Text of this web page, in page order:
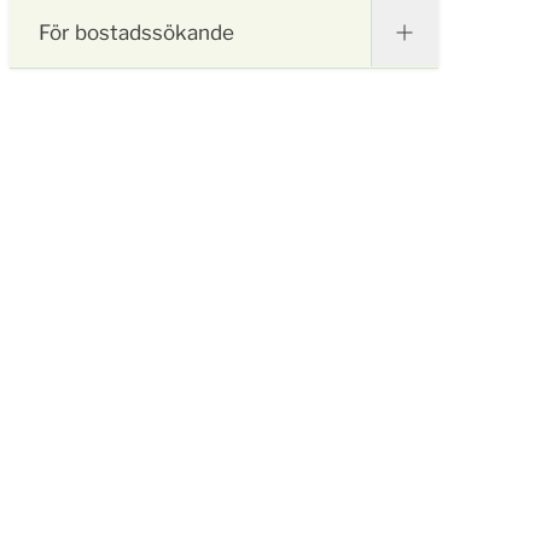
För bostadssökande